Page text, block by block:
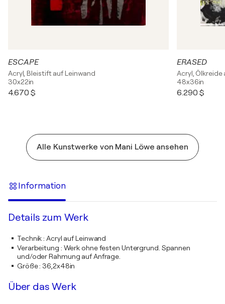
ESCAPE
Acryl, Bleistift auf Leinwand
30x22in
4.670 $
ERASED
Acryl, Ölkreide
48x36in
6.290 $
Alle Kunstwerke von Mani Löwe ansehen
Information
Details zum Werk
Technik:Acryl auf Leinwand
Verarbeitung : Werk ohne festen Untergrund. Spannen
und/oder Rahmung auf Anfrage.
Größe: 36,2x48in
Über das Werk